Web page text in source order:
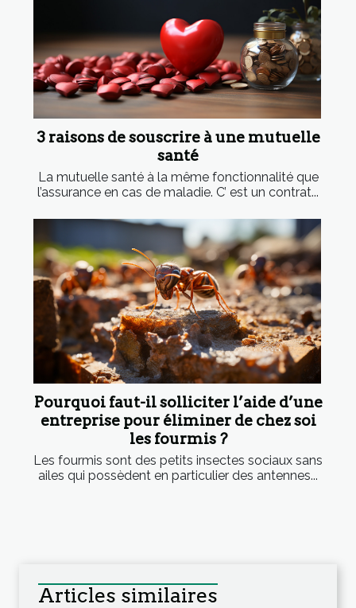
3 raisons de souscrire à une mutuelle
santé
La mutuelle santé à la même fonctionnalité que
l’assurance en cas de maladie. C’ est un contrat...
Pourquoi faut-il solliciter l’aide d’une
entreprise pour éliminer de chez soi
les fourmis ?
Les fourmis sont des petits insectes sociaux sans
ailes qui possèdent en particulier des antennes...
Articles similaires